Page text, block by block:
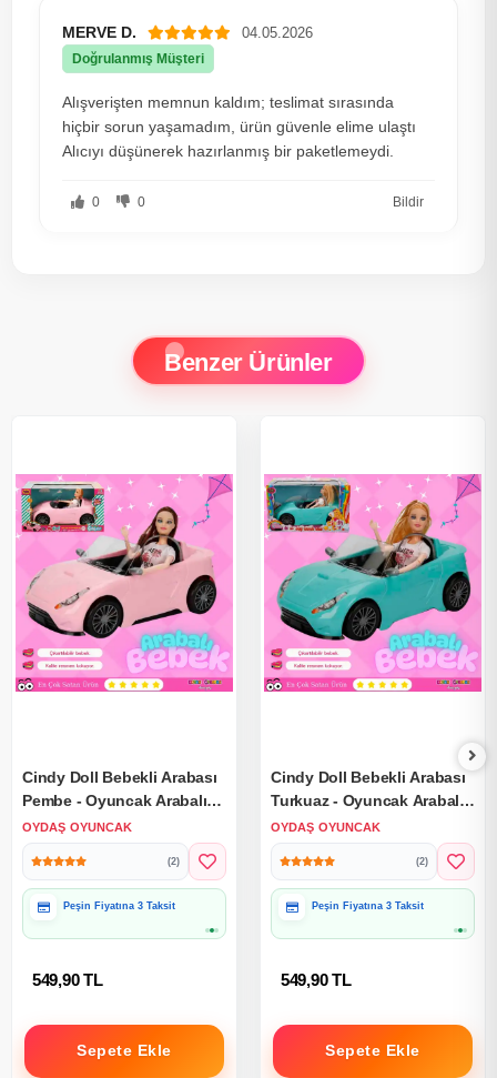
MERVE D. 04.05.2026
Doğrulanmış Müşteri
Alışverişten memnun kaldım; teslimat sırasında
hiçbir sorun yaşamadım, ürün güvenle elime ulaştı
Alıcıyı düşünerek hazırlanmış bir paketlemeydi.
0 0 Bildir
Benzer Ürünler
Cindy Doll Bebekli Arabası
Pembe - Oyuncak Arabalı
Bebek - Barbie Arabası -
Bebekli Barbie Arabası -
Oyuncak Araç
OYDAŞ OYUNCAK
(2)
Peşin Fiyatına 3 Taksit
549,90 TL
Sepete Ekle
Cindy Doll Bebekli Arabası
Turkuaz - Oyuncak Arabalı
Bebek - Barbie Arabası -
Bebekli Barbie Arabası -
Oyuncak Araç
OYDAŞ OYUNCAK
(2)
Peşin Fiyatına 3 Taksit
549,90 TL
Sepete Ekle